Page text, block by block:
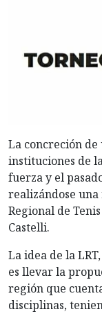
La concreción
instituciones de
fuerza y el
realizándose
Regional de
Castelli.
La idea de la
es llevar la
región que
disciplinas,